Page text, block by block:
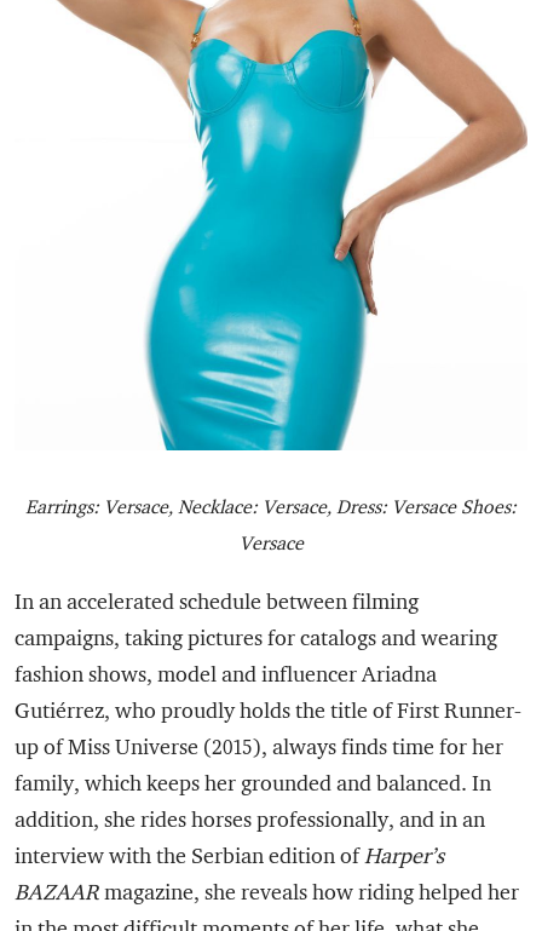
Earrings: Versace, Necklace: Versace, Dress: Versace Shoes:
Versace
In an accelerated schedule between filming
campaigns, taking pictures for catalogs and wearing
fashion shows, model and influencer Ariadna
Gutiérrez, who proudly holds the title of First Runner-
up of Miss Universe (2015), always finds time for her
family, which keeps her grounded and balanced. In
addition, she rides horses professionally, and in an
interview with the Serbian edition ofHarper’s
BAZAARmagazine, she reveals how riding helped her